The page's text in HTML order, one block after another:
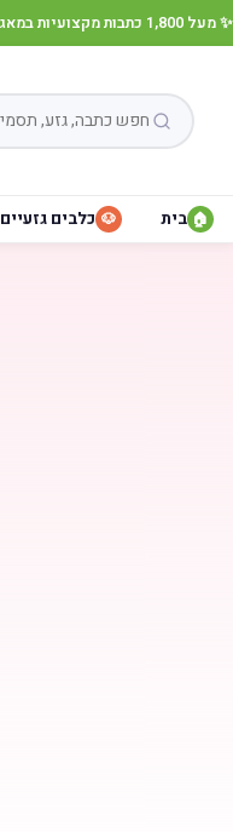
✨ מעל 1,800 כתבות מקצועיות במאגר
🏠 בית 🐶 כלבים גזעיים